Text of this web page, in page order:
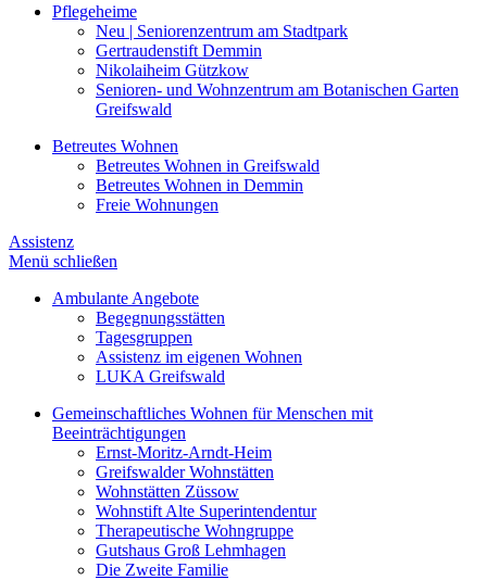
Pflegeheime
Neu | Seniorenzentrum am Stadtpark
Gertraudenstift Demmin
Nikolaiheim Gützkow
Senioren- und Wohnzentrum am Botanischen Garten
Greifswald
Betreutes Wohnen
Betreutes Wohnen in Greifswald
Betreutes Wohnen in Demmin
Freie Wohnungen
Assistenz
Menü schließen
Ambulante Angebote
Begegnungsstätten
Tagesgruppen
Assistenz im eigenen Wohnen
LUKA Greifswald
Gemeinschaftliches Wohnen für Menschen mit
Beeinträchtigungen
Ernst-Moritz-Arndt-Heim
Greifswalder Wohnstätten
Wohnstätten Züssow
Wohnstift Alte Superintendentur
Therapeutische Wohngruppe
Gutshaus Groß Lehmhagen
Die Zweite Familie